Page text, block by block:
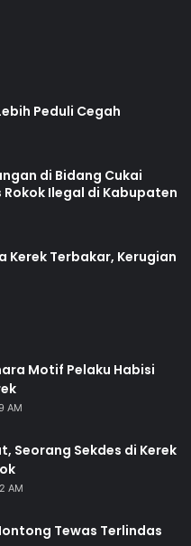
Peduli Cegah
di Bidang Cukai
Ilegal di Kabupaten
Kerek Terbakar, Kerugian
Motif Pelaku Habisi
AM
Seorang Sekdes di Kerek
AM
Tewas Terlindas